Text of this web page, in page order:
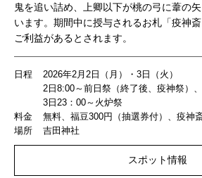
鬼を追い詰め、上卿以下が桃の弓に葦の
います。期間中に授与されるお札「疫神
ご利益があるとされます。
日程
2026年2月2日（月）・3日（火）
2日8:00～前日祭（終了後、疫神祭）
3日23：00～火炉祭
料金
無料、福豆300円（抽選券付）、疫神
場所
吉田神社
スポット情報